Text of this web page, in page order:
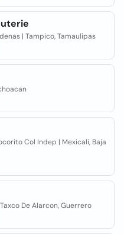
| Tampico, Tamaulipas
Col Indep | Mexicali, Baja
De Alarcon, Guerrero